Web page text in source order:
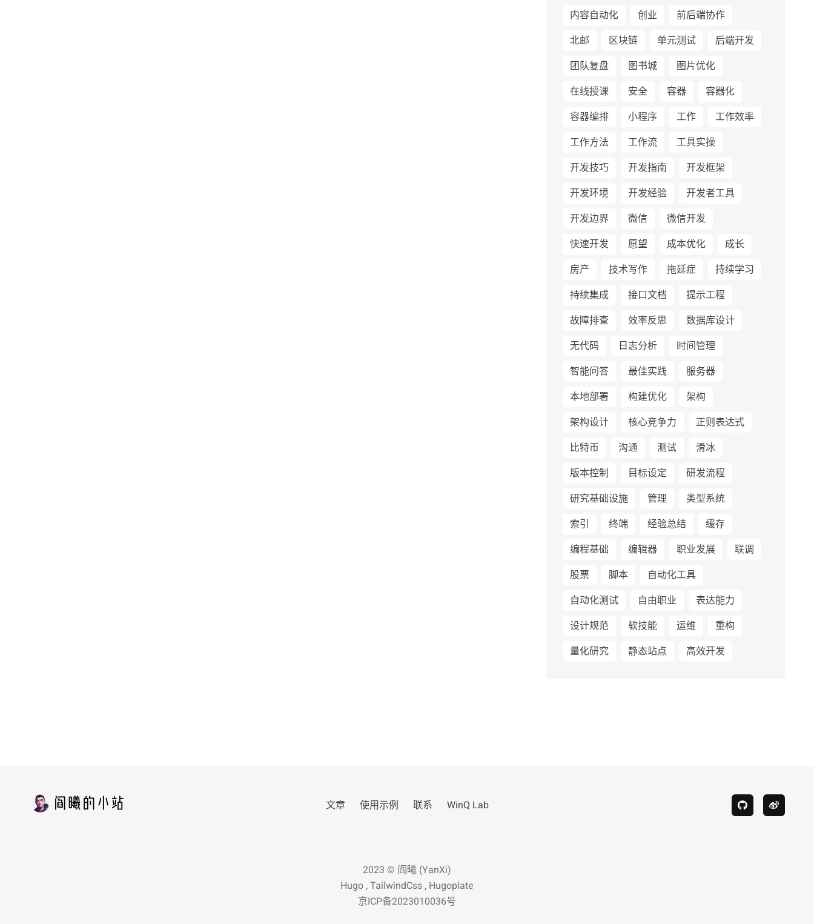
内容自动化
创业
前后端协作
北邮
区块链 单元测试
后端开发
团队复盘
图书城
图片优化
在线授课
安全 容器
容器化
容器编排
小程序 工作
工作效率
工作方法
工作流
工具实操
开发技巧
开发指南
开发框架
开发环境
开发经验
开发者工具
开发边界
微信
微信开发
快速开发
愿望 成本优化
成长
房产
技术写作 拖延症
持续学习
持续集成
接口文档
提示工程
故障排查
效率反思
数据库设计
无代码
日志分析
时间管理
智能问答
最佳实践
服务器
本地部署
构建优化
架构
架构设计
核心竞争力
正则表达式
比特币
沟通 测试
滑冰
版本控制
目标设定
研发流程
研究基础设施
管理
类型系统
索引
终端 经验总结
缓存
编程基础
编辑器 职业发展
联调
股票
脚本
自动化工具
自动化测试
自由职业
表达能力
设计规范
软技能 运维
重构
量化研究
静态站点 高效开发
文章 使用示例 联系 WinQ Lab
2023 © 阎曦 (YanXi)
Hugo,TailwindCss, Hugoplate
京ICP备2023010036号